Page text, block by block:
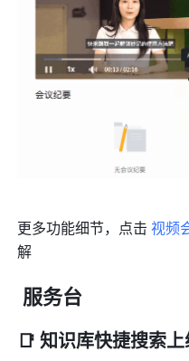
更多功能细节，点击 视频
解
服务台
📑 知识库快捷搜索